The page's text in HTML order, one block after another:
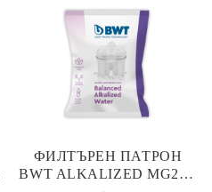
ФИЛТЪРЕН ПАТРОН
BWT ALKALIZED MG2+ -